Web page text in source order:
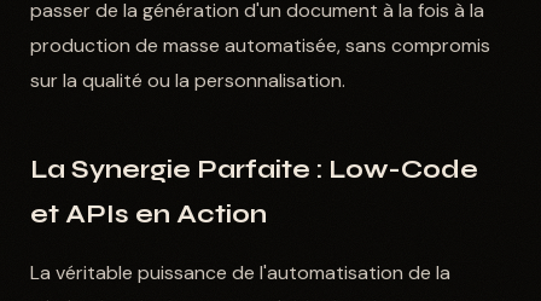
passer de la génération d'un document à la fois à la
production de masse automatisée, sans compromis
sur la qualité ou la personnalisation.
La Synergie Parfaite : Low-Code
et APIs en Action
La véritable puissance de l'automatisation de la